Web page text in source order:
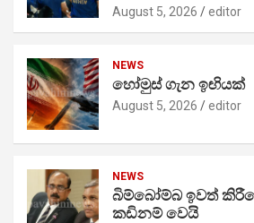
August 5, 2026 editor
NEWS
හෝමුස් ගැන ඉඟියක්
August 5, 2026 editor
NEWS
බිම්බෝම්බ ඉවත්
කඩිනම් වෙයි